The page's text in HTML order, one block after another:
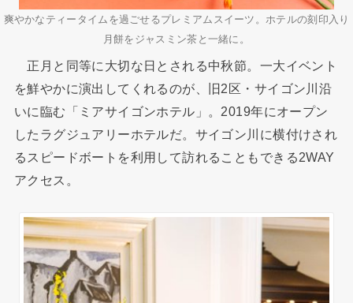
爽やかなティータイムを過ごせるプレミアムスイーツ。ホテルの刻印入り
月餅をジャスミン茶と一緒に。
正月と同等に大切な日とされる中秋節。一大イベント
を鮮やかに演出してくれるのが、旧2区・サイゴン川沿
いに臨む「ミアサイゴンホテル」。2019年にオープン
したラグジュアリーホテルだ。サイゴン川に横付けされ
るスピードボートを利用して訪れることもできる2WAY
アクセス。